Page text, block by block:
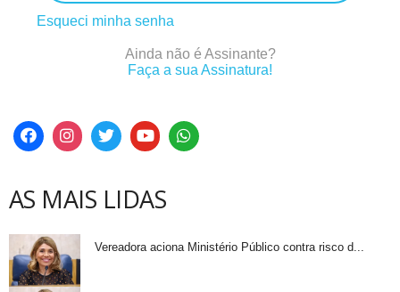
Esqueci minha senha
Ainda não é Assinante?
Faça a sua Assinatura!
AS MAIS LIDAS
Vereadora aciona Ministério Público contra risco d...